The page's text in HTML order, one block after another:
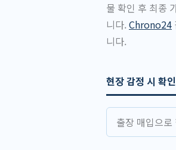
물 확인 후 최종
니다.Chrono24
니다.
현장 감정 시 확
출장 매입으